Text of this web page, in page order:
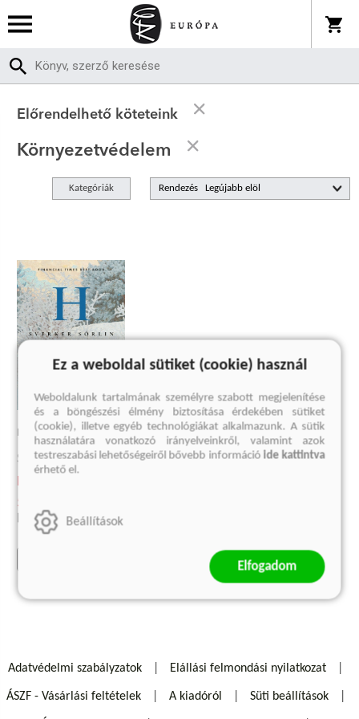
Előrendelhető köteteink
Környezetvédelem
Kategóriák Rendezés
HÓ
Sverker Sörlin
5 399 Ft
Eredeti ár:5 999 Ft
Adatvédelmi szabályzatok Elállási felmondási nyilatkozat
ÁSZF - Vásárlási feltételek A kiadóról Süti beállítások
Ez a weboldal sütiket (cookie) használ
Weboldalunk tartalmának személyre szabott megjelenítése
és a böngészési élmény biztosítása érdekében sütiket
(cookie), illetve egyéb technológiákat alkalmazunk. A sütik
használatára vonatkozó irányelveinkről, valamint azok
testreszabási lehetőségeiről bővebb információ ide kattintva
érhető el.
Beállítások
Elfogadom